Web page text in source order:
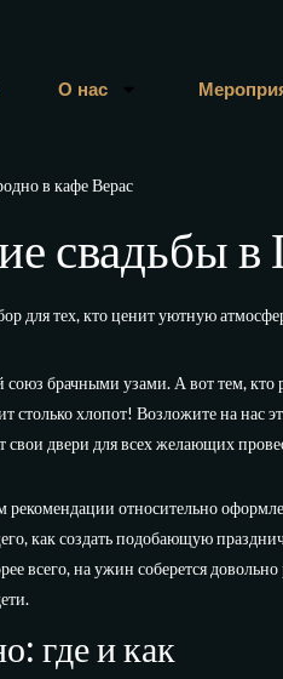
О нас
в кафе Верас
свадьбы в
для тех, кто ценит уютную
брачными узами. А вот тем, кто
столько хлопот! Возложите на нас
двери для всех желающих
относительно
как создать подобающую
всего, на ужин соберется довольно
где и как